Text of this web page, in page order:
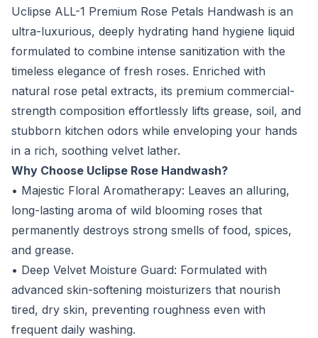
Uclipse ALL-1 Premium Rose Petals Handwash is an
ultra-luxurious, deeply hydrating hand hygiene liquid
formulated to combine intense sanitization with the
timeless elegance of fresh roses. Enriched with
natural rose petal extracts, its premium commercial-
strength composition effortlessly lifts grease, soil, and
stubborn kitchen odors while enveloping your hands
in a rich, soothing velvet lather.
Why Choose Uclipse Rose Handwash?
• Majestic Floral Aromatherapy: Leaves an alluring,
long-lasting aroma of wild blooming roses that
permanently destroys strong smells of food, spices,
and grease.
• Deep Velvet Moisture Guard: Formulated with
advanced skin-softening moisturizers that nourish
tired, dry skin, preventing roughness even with
frequent daily washing.